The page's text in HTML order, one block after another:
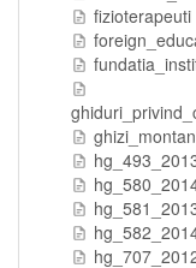
fizioterapeuti